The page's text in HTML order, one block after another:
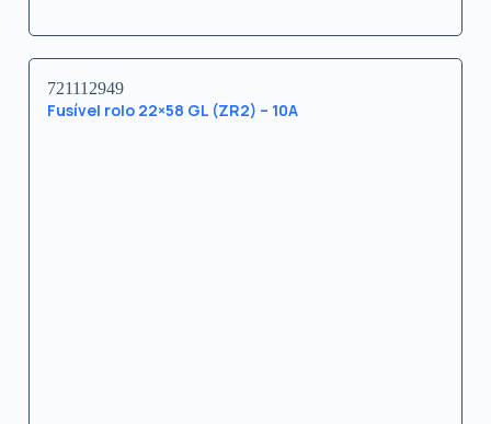
721112949
Fusível rolo 22×58 GL (ZR2) – 10A